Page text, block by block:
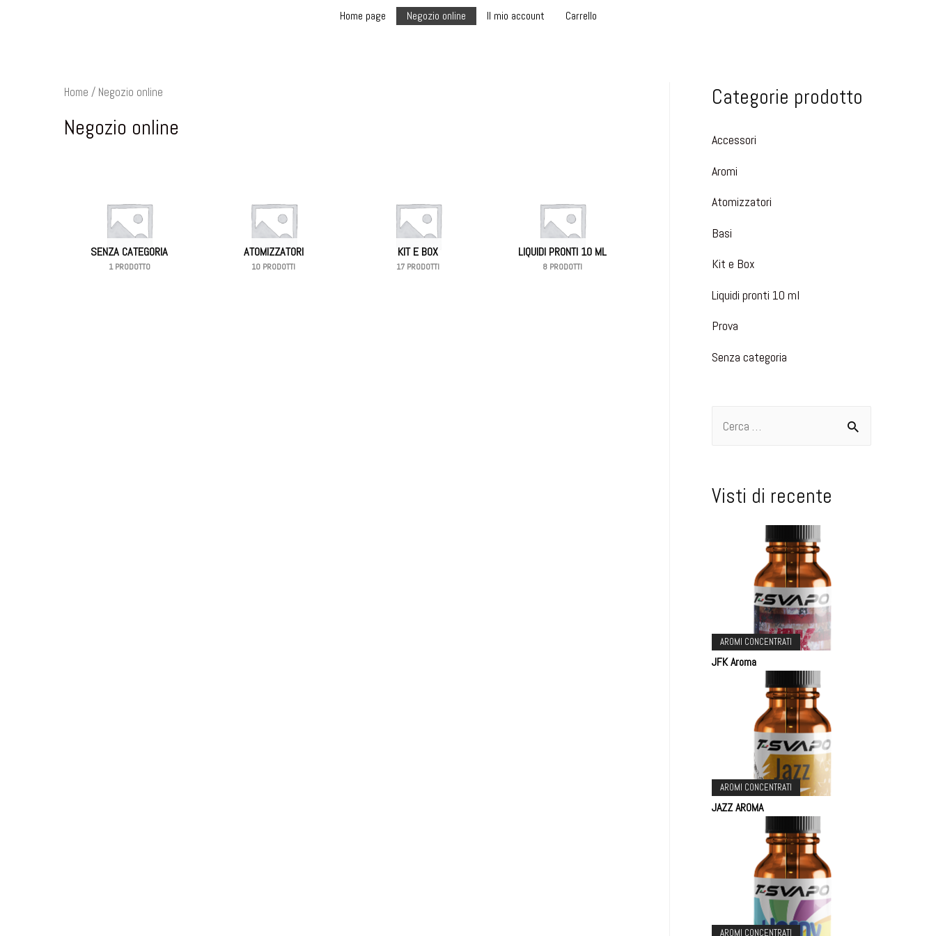
Home page Negozio online Il mio account Carrello
Home / Negozio online
Negozio online
SENZA CATEGORIA
1 PRODOTTO
ATOMIZZATORI
10 PRODOTTI
KIT E BOX
17 PRODOTTI
LIQUIDI PRONTI 10 ML
8 PRODOTTI
Categorie prodotto
Accessori
Aromi
Atomizzatori
Basi
Kit e Box
Liquidi pronti 10 ml
Prova
Senza categoria
Visti di recente
AROMI CONCENTRATI
JFK Aroma
AROMI CONCENTRATI
JAZZ AROMA
AROMI CONCENTRATI